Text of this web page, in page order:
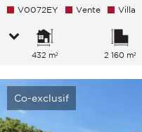
V0072EY Vente Villa
432 m² 2 160 m²
Co-exclusif